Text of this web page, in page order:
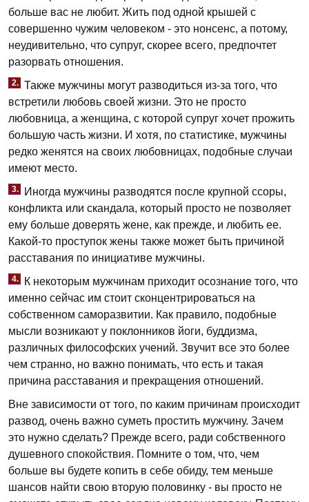
больше вас не любит. Жить под одной крышей с
совершенно чужим человеком - это нонсенс, а потому,
неудивительно, что супруг, скорее всего, предпочтет
разорвать отношения.
2. Также мужчины могут разводиться из-за того, что
встретили любовь своей жизни. Это не просто
любовница, а женщина, с которой супруг хочет прожить
большую часть жизни. И хотя, по статистике, мужчины
редко женятся на своих любовницах, подобные случаи
имеют место.
3.
Иногда мужчины разводятся после крупной ссоры,
конфликта или скандала, который просто не позволяет
ему больше доверять жене, как прежде, и любить ее.
Какой-то проступок жены также может быть причиной
расставания по инициативе мужчины.
4.
К некоторым мужчинам приходит осознание того, что
именно сейчас им стоит сконцентрироваться на
собственном саморазвитии. Как правило, подобные
мысли возникают у поклонников йоги, буддизма,
различных философских учений. Звучит все это более
чем странно, но важно понимать, что есть и такая
причина расставания и прекращения отношений.
Вне зависимости от того, по каким причинам происходит
развод, очень важно суметь простить мужчину. Зачем
это нужно сделать? Прежде всего, ради собственного
душевного спокойствия. Помните о том, что, чем
больше вы будете копить в себе обиду, тем меньше
шансов найти свою вторую половинку - вы просто не